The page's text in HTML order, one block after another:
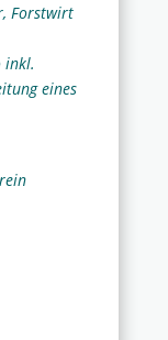
Forstwirt
inkl.
eines